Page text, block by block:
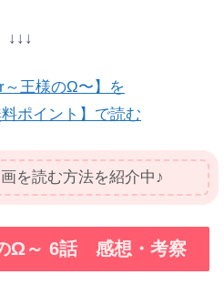
↓↓↓
～王様のΩ〜】を
ポイント】で読む
を読む方法を紹介中♪
Ω～ 6話 感想・考察